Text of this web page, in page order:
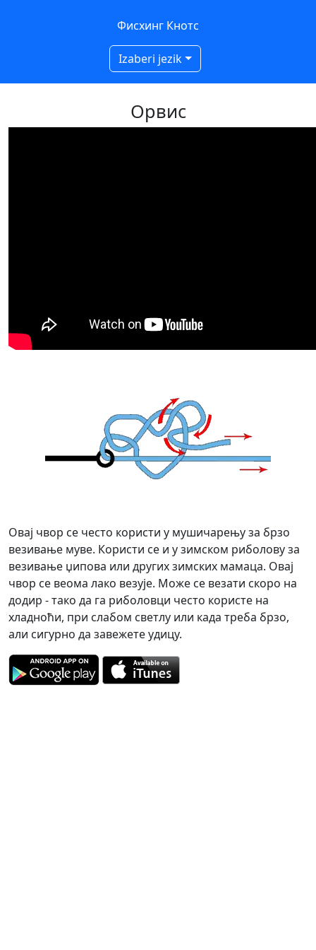
Фисхинг Кнотс
Izaberi jezik
Орвис
Овај чвор се често користи у мушичарењу за брзо
везивање муве. Користи се и у зимском риболову за
везивање џипова или других зимских мамаца. Овај
чвор се веома лако везује. Може се везати скоро на
додир - тако да га риболовци често користе на
хладноћи, при слабом светлу или када треба брзо,
али сигурно да завежете удицу.